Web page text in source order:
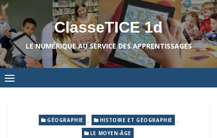
Skip
to
content
ClasseTICE 1d
LE NUMÉRIQUE AU SERVICE DES APPRENTISSAGES
GÉOGRAPHIE , HISTOIRE ET GÉOGRAPHIE ,
LE MOYEN-ÂGE